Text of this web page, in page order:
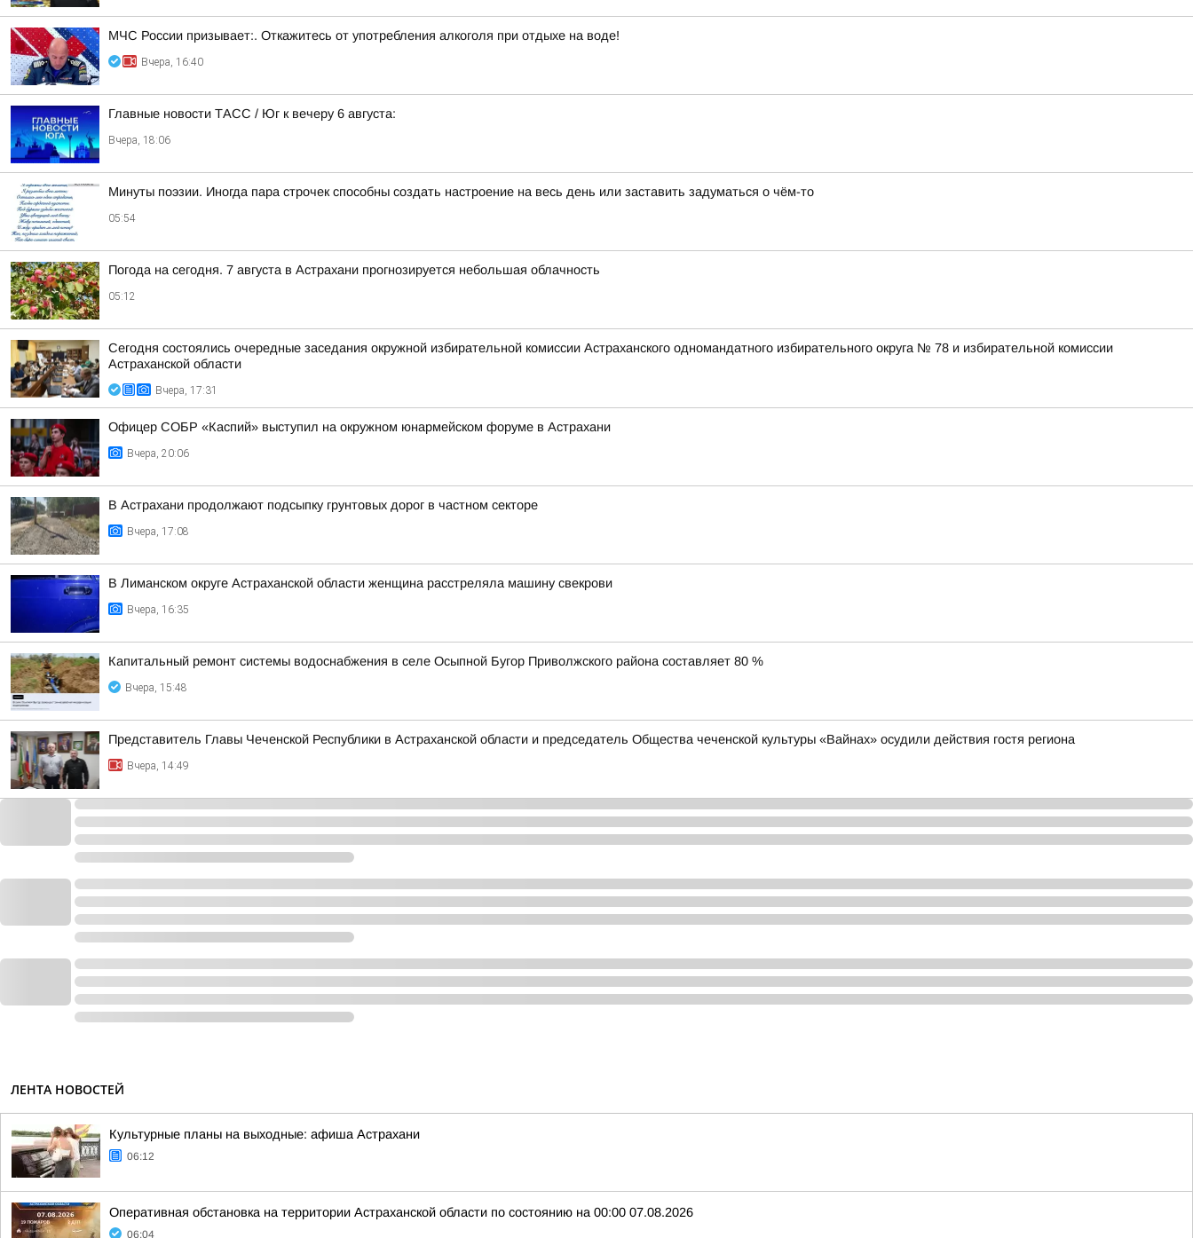
МЧС России призывает:. Откажитесь от употребления алкоголя при отдыхе на воде!
Вчера, 16:40
Главные новости ТАСС / Юг к вечеру 6 августа:
Вчера, 18:06
Минуты поэзии. Иногда пара строчек способны создать настроение на весь день или заставить задуматься о чём-то
05:54
Погода на сегодня. 7 августа в Астрахани прогнозируется небольшая облачность
05:12
Сегодня состоялись очередные заседания окружной избирательной комиссии Астраханского одномандатного избирательного округа № 78 и избирательной комиссии
Астраханской области
Вчера, 17:31
Офицер СОБР «Каспий» выступил на окружном юнармейском форуме в Астрахани
Вчера, 20:06
В Астрахани продолжают подсыпку грунтовых дорог в частном секторе
Вчера, 17:08
В Лиманском округе Астраханской области женщина расстреляла машину свекрови
Вчера, 16:35
Капитальный ремонт системы водоснабжения в селе Осыпной Бугор Приволжского района составляет 80 %
Вчера, 15:48
Представитель Главы Чеченской Республики в Астраханской области и председатель Общества чеченской культуры «Вайнах» осудили действия гостя региона
Вчера, 14:49
ЛЕНТА НОВОСТЕЙ
Культурные планы на выходные: афиша Астрахани
06:12
Оперативная обстановка на территории Астраханской области по состоянию на 00:00 07.08.2026
06:04